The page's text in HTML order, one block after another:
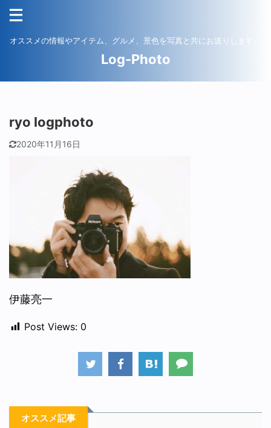
オススメの情報やアイテム、グルメ、景色を写真と共にお送りします。
Log-Photo
ryo logphoto
2020年11月16日
伊藤亮一
Post Views: 0
オススメ記事